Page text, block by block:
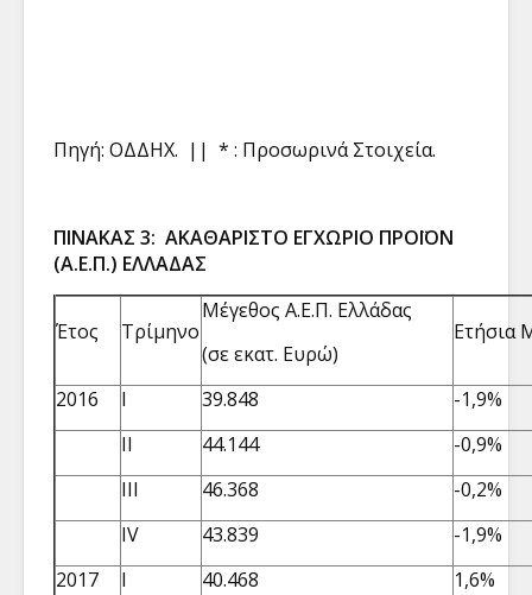
Πηγή: ΟΔΔΗΧ. || * : Προσωρινά Στοιχεία.
ΠΙΝΑΚΑΣ 3: ΑΚΑΘΑΡΙΣΤΟ ΕΓΧΩΡΙΟ ΠΡΟΪΟΝ
(Α.Ε.Π.) ΕΛΛΑΔΑΣ
Έτος Τρίμηνο
Μέγεθος Α.Ε.Π. Ελλάδας
(σε εκατ. Ευρώ)
Ετήσια
2016 I 39.848
-1,9%
II
44.144
-0,9%
ΙΙΙ
46.368
-0,2%
IV
43.839
-1,9%
2017
I 40.468
1,6%